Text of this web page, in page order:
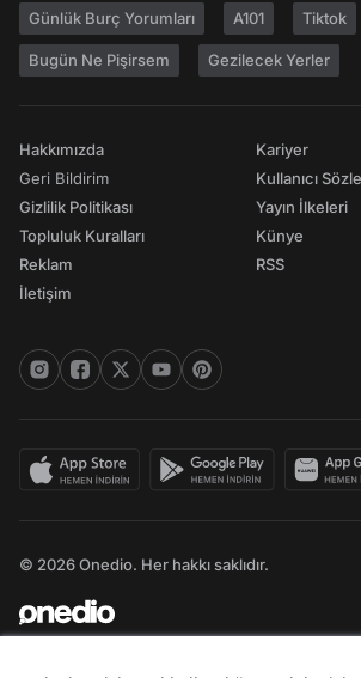
Günlük Burç Yorumları A101 Tiktok
Bugün Ne Pişirsem Gezilecek Yerler
Hakkımızda
Geri Bildirim
Gizlilik Politikası
Topluluk Kuralları
Reklam
İletişim
Kariyer
Kullanıcı
Yayın İlkeleri
Künye
RSS
© 2026 Onedio. Her hakkı saklıdır.